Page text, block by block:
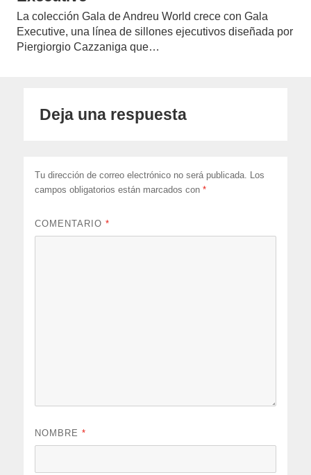
La colección Gala de Andreu World crece con Gala
Executive, una línea de sillones ejecutivos diseñada por
Piergiorgio Cazzaniga que…
Deja una respuesta
Tu dirección de correo electrónico no será publicada. Los
campos obligatorios están marcados con*
COMENTARIO*
NOMBRE*